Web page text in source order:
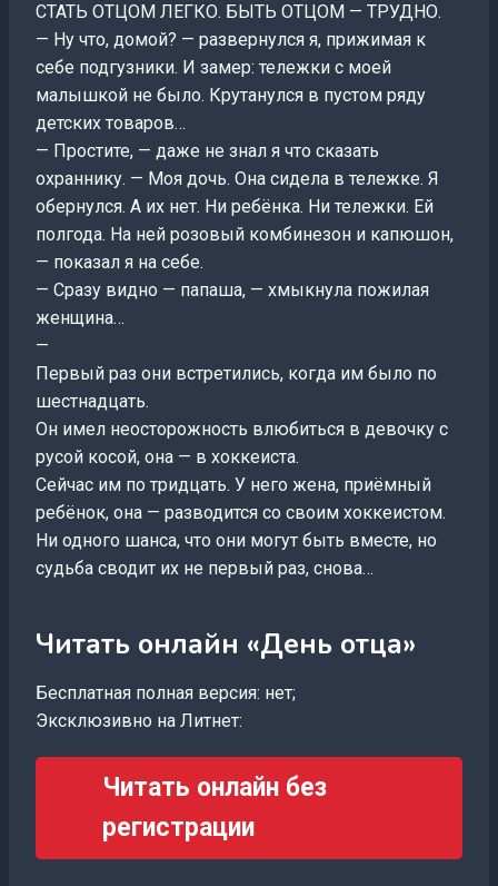
СТАТЬ ОТЦОМ ЛЕГКО. БЫТЬ ОТЦОМ — ТРУДНО.
— Ну что, домой? — развернулся я, прижимая к
себе подгузники. И замер: тележки с моей
малышкой не было. Крутанулся в пустом ряду
детских товаров…
— Простите, — даже не знал я что сказать
охраннику. — Моя дочь. Она сидела в тележке. Я
обернулся. А их нет. Ни ребёнка. Ни тележки. Ей
полгода. На ней розовый комбинезон и капюшон,
— показал я на себе.
— Сразу видно — папаша, — хмыкнула пожилая
женщина…
—
Первый раз они встретились, когда им было по
шестнадцать.
Он имел неосторожность влюбиться в девочку с
русой косой, она — в хоккеиста.
Сейчас им по тридцать. У него жена, приёмный
ребёнок, она — разводится со своим хоккеистом.
Ни одного шанса, что они могут быть вместе, но
судьба сводит их не первый раз, снова…
Читать онлайн «День отца»
Бесплатная полная версия: нет;
Эксклюзивно на Литнет:
Читать онлайн без
регистрации